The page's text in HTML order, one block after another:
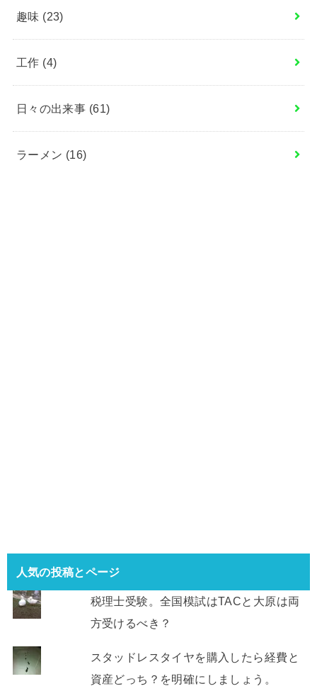
趣味 (23)
工作 (4)
日々の出来事 (61)
ラーメン (16)
人気の投稿とページ
税理士受験。全国模試はTACと大原は両
方受けるべき？
スタッドレスタイヤを購入したら経費と
資産どっち？を明確にしましょう。